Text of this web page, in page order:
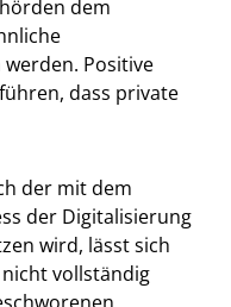
dem
Positive
dass private
der mit dem
der Digitalisierung
wird, lässt sich
vollständig